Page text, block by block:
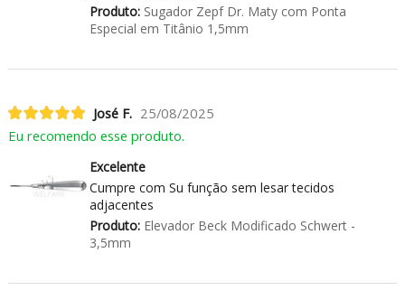
Produto:Sugador Zepf Dr. Maty com Ponta
Especial em Titânio 1,5mm
José F. 25/08/2025
Eu recomendo esse produto.
Excelente
Cumpre com Su função sem lesar tecidos
adjacentes
Produto:Elevador Beck Modificado Schwert -
3,5mm